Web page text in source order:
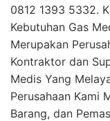
0812 1393 5332.
Kebutuhan Gas
Merupakan
Kontraktor dan
Medis Yang
Perusahaan Kami
Barang, dan